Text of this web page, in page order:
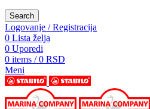
Search
Logovanje / Registracija
0 Lista želja
0 Uporedi
0 items / 0 RSD
Meni